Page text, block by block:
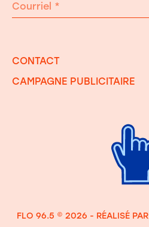
Courriel *
CONTACT
CAMPAGNE PUBLICITAIRE
FLO 96.5 © 2026 - RÉALISÉ PAR